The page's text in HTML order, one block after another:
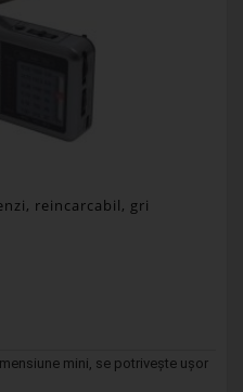
reincarcabil, gri
mini, se potrivește ușor